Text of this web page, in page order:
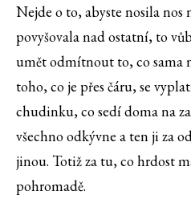
Nejde o to, abyste nosila nos
povyšovala nad ostatní, to
umět odmítnout to, co sama
toho, co je přes čáru, se
chudinku, co sedí doma na
všechno odkývne a ten ji za
jinou. Totiž za tu, co hrdost
pohromadě.